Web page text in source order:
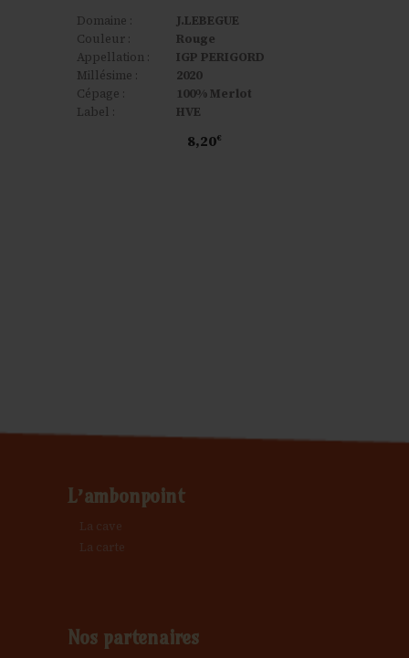
Domaine :
J.LEBEGUE
Couleur :
Rouge
Appellation :
IGP PERIGORD
Millésime :
2020
Cépage :
100% Merlot
Label :
HVE
8,20€
L’ambonpoint
La cave
La carte
Nos partenaires